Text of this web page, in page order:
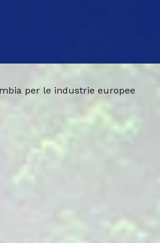
per le industrie europee